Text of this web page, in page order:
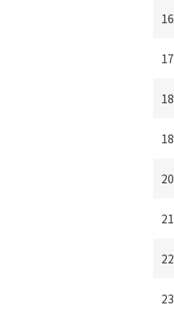
16
17
18
18
20
21
22
23